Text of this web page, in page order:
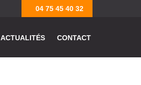
04 75 45 40 32
ACTUALITÉS CONTACT